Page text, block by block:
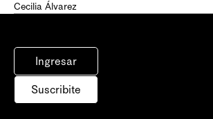
Cecilia Álvarez
Ingresar
Suscribite